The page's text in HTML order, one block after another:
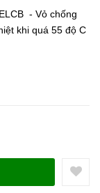
- Vỏ chống
khi quá 55 độ C